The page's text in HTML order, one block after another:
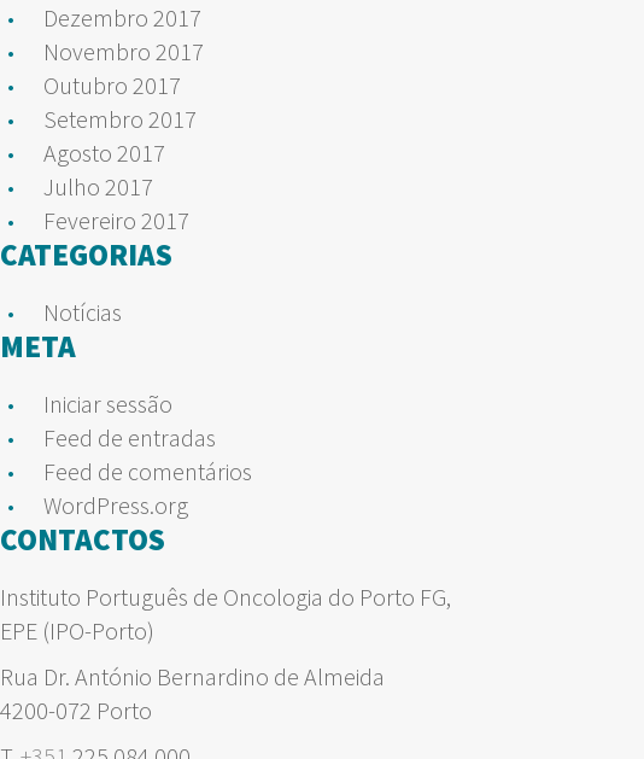
Dezembro 2017
Novembro 2017
Outubro 2017
Setembro 2017
Agosto 2017
Julho 2017
Fevereiro 2017
CATEGORIAS
Notícias
META
Iniciar sessão
Feed de entradas
Feed de comentários
WordPress.org
CONTACTOS
Instituto Português de Oncologia do Porto FG,
EPE (IPO-Porto)
Rua Dr. António Bernardino de Almeida
4200-072 Porto